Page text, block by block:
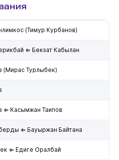
(Тимур Курбанов)
⇐ Бекзат Кабылан
(Мирас Турлыбек)
⇐ Касымжан Таипов
⇐ Бауыржан Байтана
⇐ Едиге Оралбай